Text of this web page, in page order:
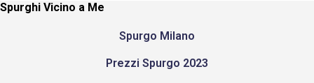
Spurghi Vicino a Me
Spurgo Milano
Prezzi Spurgo 2023